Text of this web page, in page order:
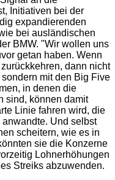
Initiativen bei der
expandierenden
bei ausländischen
BMW. "Wir wollen uns
getan haben. Wenn
dann nicht
mit den Big Five
in denen die
sind, können damit
Linie fahren wird, die
Und selbst
scheitern, wie es in
sie die Konzerne
Lohnerhöhungen
Streiks abzuwenden.